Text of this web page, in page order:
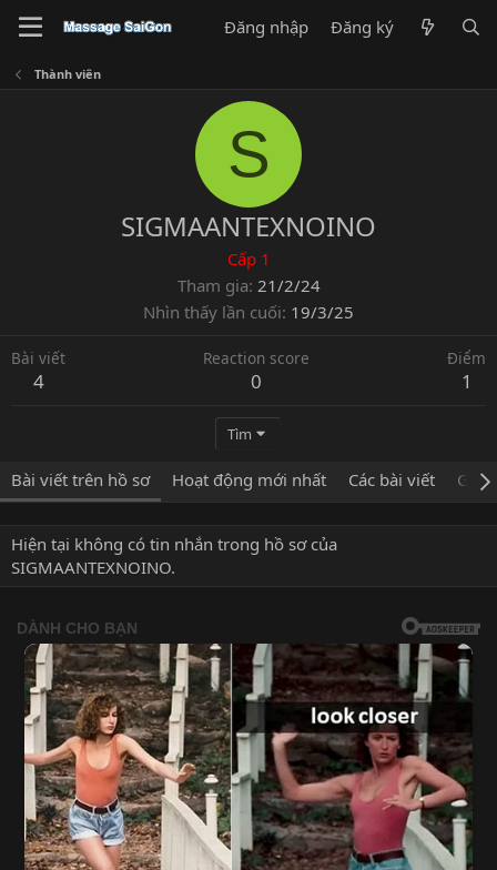
Đăng nhập Đăng ký
Thành viên
S
SIGMAANTEXNOINO
Cấp 1
Tham gia 21/2/24
Nhìn thấy lần cuối 19/3/25
Bài viết
4
Reaction score
0
Điểm
1
Tìm
Bài viết trên hồ sơ Hoạt động mới nhất Các bài viết Giới
Hiện tại không có tin nhắn trong hồ sơ của
SIGMAANTEXNOINO.